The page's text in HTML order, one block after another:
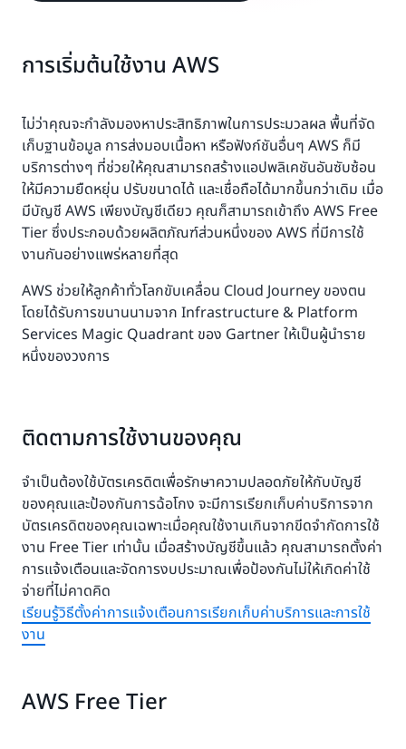
การเริ่มต้นใช้งาน AWS
ไม่ว่าคุณจะกำลังมองหาประสิทธิภาพในการประมวลผล พื้นที่จัด
เก็บฐานข้อมูล การส่งมอบเนื้อหา หรือฟังก์ชันอื่นๆ AWS ก็มี
บริการต่างๆ ที่ช่วยให้คุณสามารถสร้างแอปพลิเคชันอันซับซ้อน
ให้มีความยืดหยุ่น ปรับขนาดได้ และเชื่อถือได้มากขึ้นกว่าเดิม เมื่อ
มีบัญชี AWS เพียงบัญชีเดียว คุณก็สามารถเข้าถึง AWS Free
Tier ซึ่งประกอบด้วยผลิตภัณฑ์ส่วนหนึ่งของ AWS ที่มีการใช้
งานกันอย่างแพร่หลายที่สุด
AWS ช่วยให้ลูกค้าทั่วโลกขับเคลื่อน Cloud Journey ของตน
โดยได้รับการขนานนามจาก Infrastructure & Platform
Services Magic Quadrant ของ Gartner ให้เป็นผู้นำราย
หนึ่งของวงการ
ติดตามการใช้งานของคุณ
จำเป็นต้องใช้บัตรเครดิตเพื่อรักษาความปลอดภัยให้กับบัญชี
ของคุณและป้องกันการฉ้อโกง จะมีการเรียกเก็บค่าบริการจาก
บัตรเครดิตของคุณเฉพาะเมื่อคุณใช้งานเกินจากขีดจำกัดการใช้
งาน Free Tier เท่านั้น เมื่อสร้างบัญชีขึ้นแล้ว คุณสามารถตั้งค่า
การแจ้งเตือนและจัดการงบประมาณเพื่อป้องกันไม่ให้เกิดค่าใช้
จ่ายที่ไม่คาดคิด
เรียนรู้วิธีตั้งค่าการแจ้งเตือนการเรียกเก็บค่าบริการและการใช้
งาน
AWS Free Tier